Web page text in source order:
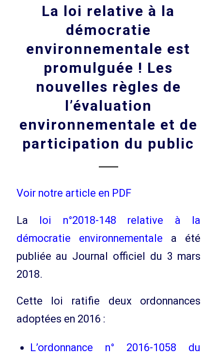
La loi relative à la
démocratie
environnementale est
promulguée ! Les
nouvelles règles de
l’évaluation
environnementale et de
participation du public
Voir notre article en PDF
La loi n°2018-148 relative à la
démocratie environnementale a été
publiée au Journal officiel du 3 mars
2018.
Cette loi ratifie deux ordonnances
adoptées en 2016 :
L’ordonnance n° 2016-1058 du